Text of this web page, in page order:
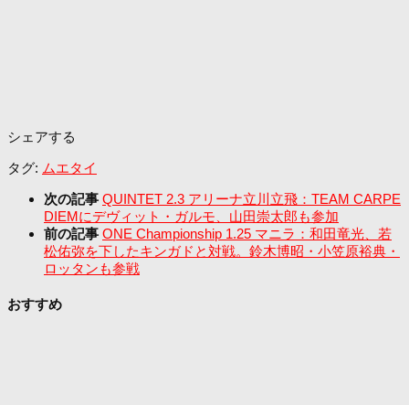
シェアする
タグ: ムエタイ
次の記事 QUINTET 2.3 アリーナ立川立飛：TEAM CARPE
DIEMにデヴィット・ガルモ、山田崇太郎も参加
前の記事 ONE Championship 1.25 マニラ：和田竜光、若
松佑弥を下したキンガドと対戦。鈴木博昭・小笠原裕典・
ロッタンも参戦
おすすめ